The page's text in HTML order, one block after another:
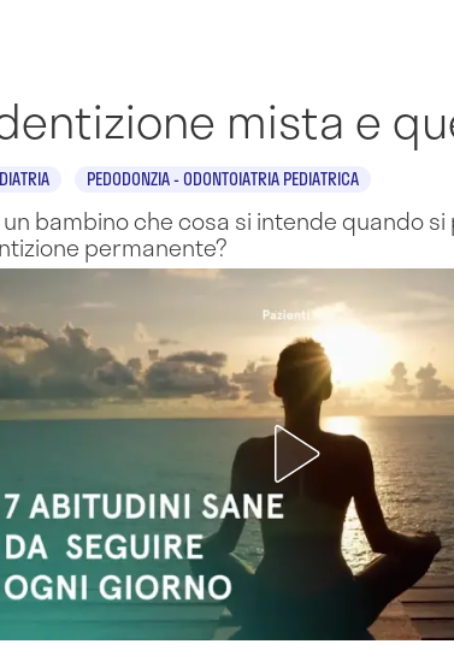
mista e
PEDODONZIA - ODONTOIATRIA PEDIATRICA
bambino che cosa si intende quando
permanente?